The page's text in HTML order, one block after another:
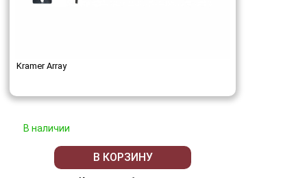
Kramer Array
В наличии
В КОРЗИНУ